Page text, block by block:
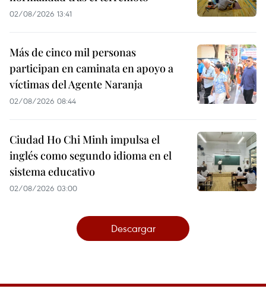
02/08/2026 13:41
Más de cinco mil personas
participan en caminata en apoyo a
víctimas del Agente Naranja
02/08/2026 08:44
Ciudad Ho Chi Minh impulsa el
inglés como segundo idioma en el
sistema educativo
02/08/2026 03:00
Descargar